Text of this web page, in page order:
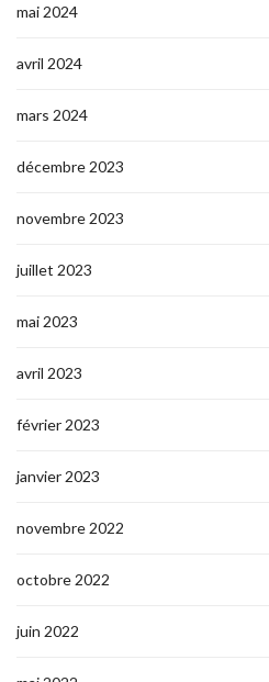
mai 2024
avril 2024
mars 2024
décembre 2023
novembre 2023
juillet 2023
mai 2023
avril 2023
février 2023
janvier 2023
novembre 2022
octobre 2022
juin 2022